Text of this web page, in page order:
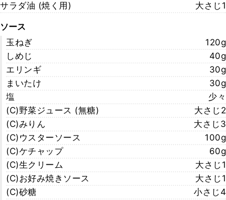
サラダ油 (焼く用)
大さじ1
ソース
玉ねぎ
120g
しめじ
40g
エリンギ
30g
まいたけ
30g
塩
少々
(C)野菜ジュース (無糖)
大さじ2
(C)みりん
大さじ3
(C)ウスターソース
100g
(C)ケチャップ
60g
(C)生クリーム
大さじ1
(C)お好み焼きソース
大さじ1
(C)砂糖
小さじ4